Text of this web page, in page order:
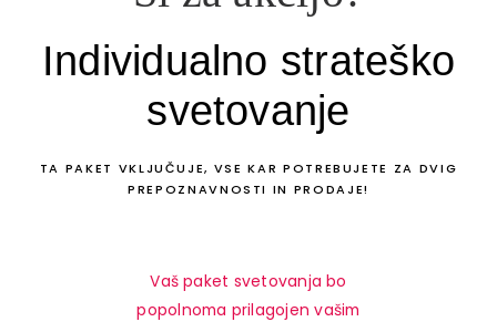
Individualno strateško
svetovanje
TA PAKET VKLJUČUJE, VSE KAR POTREBUJETE ZA DVIG
PREPOZNAVNOSTI IN PRODAJE!
Vaš paket svetovanja bo
popolnoma prilagojen vašim